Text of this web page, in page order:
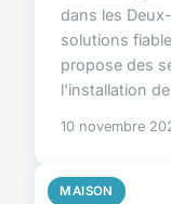
dans les
solutions
propose des
l'installation
10 novembre
MAISON